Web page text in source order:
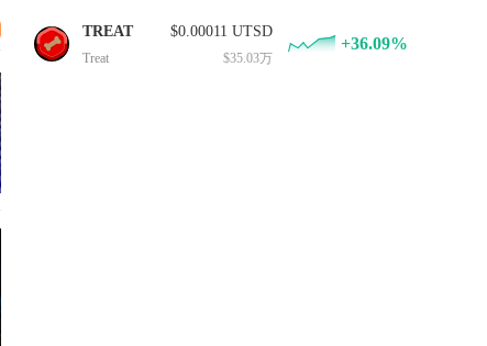
TREAT
Treat
$0.00011 UTSD
$35.03万
+36.09%